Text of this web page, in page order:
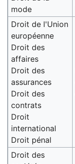
mode
Droit de l'Union
européenne
Droit des
affaires
Droit des
assurances
Droit des
contrats
Droit
international
Droit pénal
Droit des